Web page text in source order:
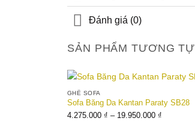
Đánh giá (0)
SẢN PHẨM TƯƠNG TỰ
GHẾ SOFA
Sofa Băng Da Kantan Paraty SB28
4.275.000 ₫ – 19.950.000 ₫Khoảng